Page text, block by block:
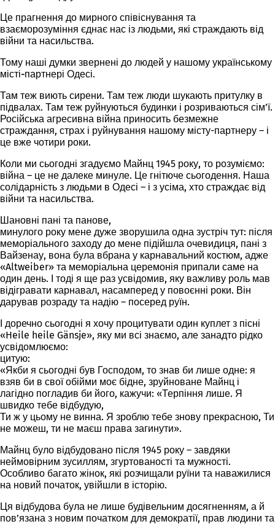
Це прагнення до мирного співіснування та
взаєморозуміння єднає нас із людьми, які страждають від
війни та насильства.
Тому наші думки звернені до людей у нашому українському
місті-партнері Одесі.
Там теж виють сирени. Там теж люди шукають притулку в
підвалах. Там теж руйнуються будинки і розриваються сім’ї.
Російська агресивна війна приносить безмежне
страждання, страх і руйнування нашому місту-партнеру – і
це вже чотири роки.
Коли ми сьогодні згадуємо Майнц 1945 року, то розуміємо:
війна – це не далеке минуле. Це гнітюче сьогодення. Наша
солідарність з людьми в Одесі – і з усіма, хто страждає від
війни та насильства.
Шановні пані та панове,
минулого року мене дуже зворушила одна зустріч тут: після
меморіального заходу до мене підійшла очевидиця, пані з
Вайзенау, вона була вбрана у карнавальний костюм, адже
«Altweiber» та меморіальна церемонія припали саме на
один день. І тоді я ще раз усвідомив, яку важливу роль мав
відігравати карнавал, насамперед у повоєнні роки. Він
дарував розраду та надію – посеред руїн.
І доречно сьогодні я хочу процитувати один куплет з пісні
«Heile heile Gänsje», яку ми всі знаємо, але занадто рідко
усвідомлюємо:
цитую:
«Якби я сьогодні був Господом, то знав би лише одне: я
взяв би в свої обійми моє бідне, зруйноване Майнц і
лагідно погладив би його, кажучи: «Терпіння лише. Я
швидко тебе відбудую,
Ти ж у цьому не винна. Я зроблю тебе знову прекрасною, Ти
не можеш, ти не маєш права загинути».
Майнц було відбудовано після 1945 року – завдяки
неймовірним зусиллям, згуртованості та мужності.
Особливо багато жінок, які розчищали руїни та наважилися
на новий початок, увійшли в історію.
Ця відбудова була не лише будівельним досягненням, а й
пов’язана з новим початком для демократії, прав людини та